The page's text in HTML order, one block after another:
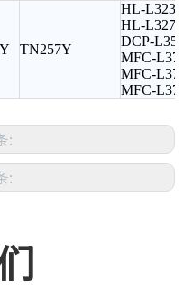
TN257Y
HL-
HL-
DCP-
MFC-
MFC-
MFC-
:
: